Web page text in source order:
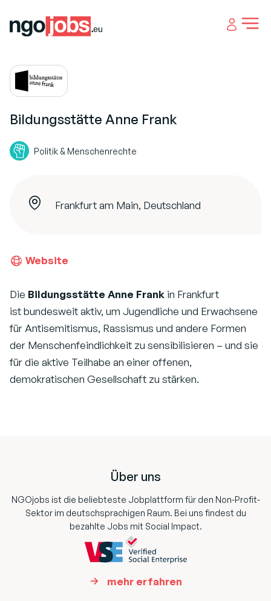
Open
Bildungsstätte Anne Frank
Politik & Menschenrechte
Frankfurt am Main, Deutschland
Website
Die Bildungsstätte Anne Frank in Frankfurt
ist bundesweit aktiv, um Jugendliche und Erwachsene
für Antisemitismus, Rassismus und andere Formen
der Menschenfeindlichkeit zu sensibilisieren – und sie
für die aktive Teilhabe an einer offenen,
demokratischen Gesellschaft zu stärken.
Über uns
NGOjobs ist die beliebteste Jobplattform für den Non-Profit-
Sektor im deutschsprachigen Raum. Bei uns findest du
bezahlte Jobs mit Social Impact.
mehr erfahren